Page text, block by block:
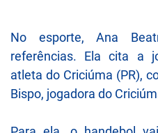
No esporte, Ana
referências. Ela cita a
atleta do Criciúma (PR),
Bispo, jogadora do